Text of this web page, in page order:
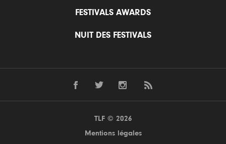
FESTIVALS AWARDS
NUIT DES FESTIVALS
TLF © 2026
Mentions légales